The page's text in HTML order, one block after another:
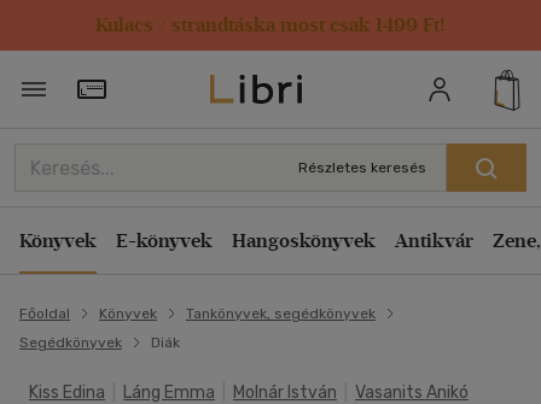
Kulacs / strandtáska most csak 1499 Ft!
Törzsvásárlói Kártya adatai
Részletes keresés
Könyvek E-könyvek Hangoskönyvek Antikvár
Főoldal Könyvek
Tankönyvek, segédkönyvek
Segédkönyvek
Diák
Kiss Edina Láng Emma Molnár István Vasanits Anikó